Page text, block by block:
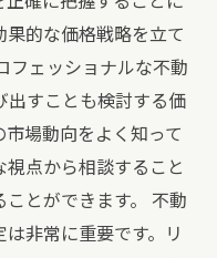
果的な価格戦略を立て
フェッショナルな不動
出すことも検討する価
場動向をよく知って
点から相談すること
とができます。 不動
非常に重要です。リ